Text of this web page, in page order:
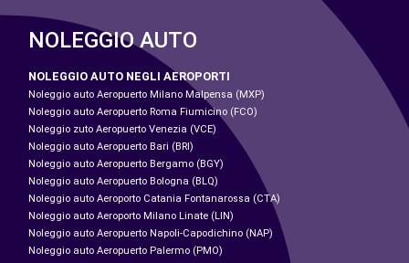
NOLEGGIO AUTO
NOLEGGIO AUTO NEGLI AEROPORTI
Noleggio auto Aeropuerto Milano Malpensa (MXP)
Noleggio auto Aeropuerto Roma Fiumicino (FCO)
Noleggio zuto Aeropuerto Venezia (VCE)
Noleggio auto Aeropuerto Bari (BRI)
Noleggio auto Aeropuerto Bergamo (BGY)
Noleggio auto Aeropuerto Bologna (BLQ)
Noleggio auto Aeroporto Catania Fontanarossa (CTA)
Noleggio auto Aeroporto Milano Linate (LIN)
Noleggio auto Aeropuerto Napoli-Capodichino (NAP)
Noleggio auto Aeropuerto Palermo (PMO)